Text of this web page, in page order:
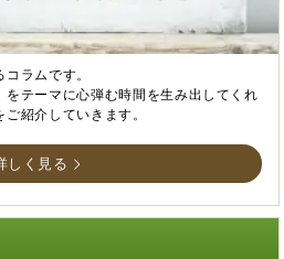
ラムです。
をテーマに心弾む時間を生み出してくれ
紹介していきます。
しく見る